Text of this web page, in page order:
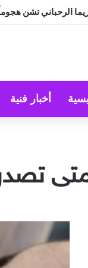
الرحباني تشن
أخبار فنية
تصدر